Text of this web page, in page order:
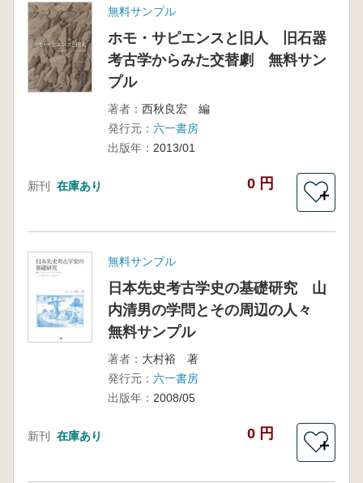
無料サンプル
ホモ・サピエンスと旧人 旧石器
考古学からみた交替劇 無料サン
プル
著者： 西秋良宏 編
発行元： 六一書房
出版年： 2013/01
新刊 在庫あり 0 円
＋
無料サンプル
日本先史考古学史の基礎研究 山
内清男の学問とその周辺の人々
無料サンプル
著者： 大村裕 著
発行元： 六一書房
出版年： 2008/05
新刊 在庫あり 0 円
＋